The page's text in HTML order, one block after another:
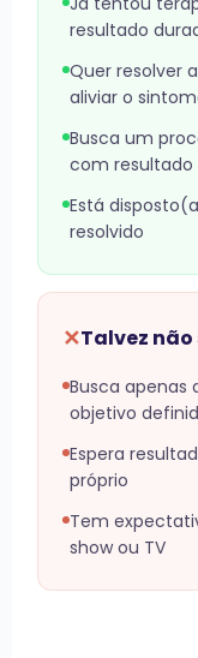
resultado
Quer resolver
aliviar o
Busca um
com resultado
Está
resolvido
✕Talvez
Busca apenas
objetivo
Espera
próprio
Tem
show ou TV